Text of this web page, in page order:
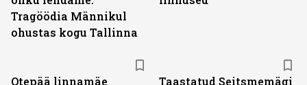
Tragöödia Männikul
ohustas kogu Tallinna
Otepää linnamäe
Taastatud Seitsmemägi